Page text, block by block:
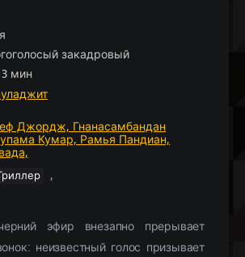
закадровый
мин
Джордж, Гнанасамбандан
Кумар, Рамья Пандиан,
,
эфир внезапно прерывает
неизвестный голос призывает